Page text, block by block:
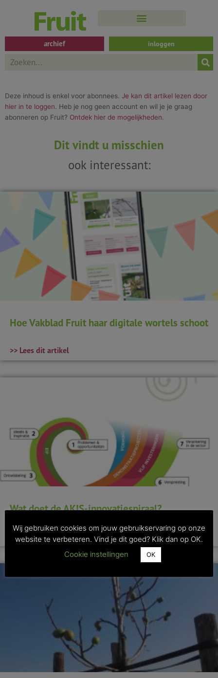
inhoud
archief inloggen
Search
Deze inhoud is enkel voor abonnees. Je kan dit artikel lezen door
hier in te loggen. Heb je nog geen account en wil je je graag
abonneren op Fruit? Ontdek hier de mogelijkheden.
Dit vindt u misschien
ook interessant:
Hoe Vakblad Fruit haar digitale wortels schoot
>> Lees dit artikel
Wat doet de AKIS-innovatiespiraal?
>> Lees dit artikel
Wij gebruiken cookies om jouw gebruikservaring op onze
website te verbeteren. Vind je dit goed? Klik dan op OK.
Cookie instellingen
OK